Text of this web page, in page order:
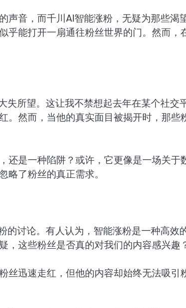
声音，而千川AI智能涨粉，无疑为那些渴
乎能打开一扇通往粉丝世界的门。然而，
失所望。这让我不禁想起去年在某个社交
然而，当他的真实面目被揭开时，那些
是一种陷阱？或许，它更像是一场关于
了粉丝的真正需求。
的讨论。有人认为，智能涨粉是一种高效
，这些粉丝是否真的对我们的内容感兴趣
丝迅速走红，但他的内容却始终无法吸引